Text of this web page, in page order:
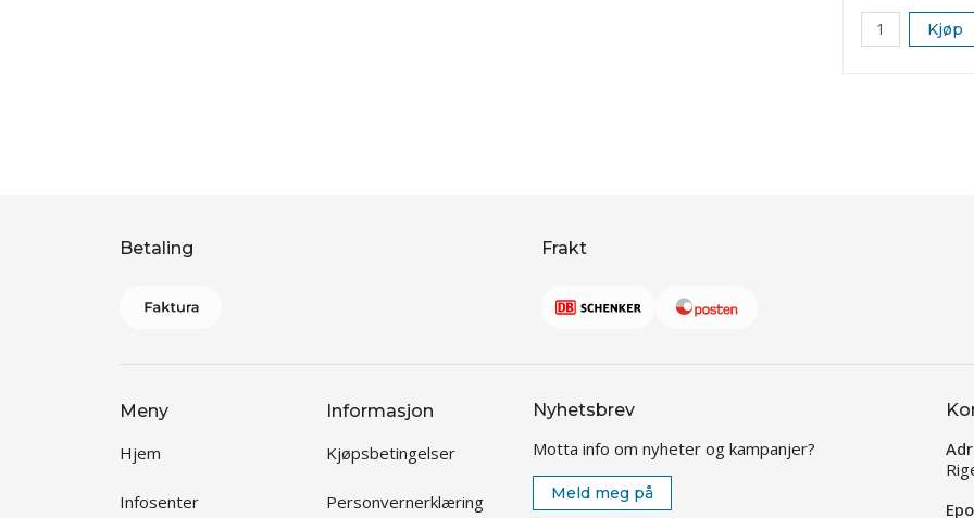
Kjøp
Betaling Frakt
Meny
Hjem
Infosenter
Informasjon
Kjøpsbetingelser
Personvernerklæring
Nyhetsbrev
Motta info om nyheter og kampanjer?
Meld meg på